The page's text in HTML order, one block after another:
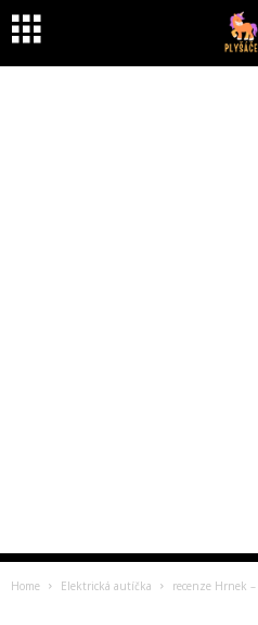
Home Elektrická autíčka recenze Hrnek